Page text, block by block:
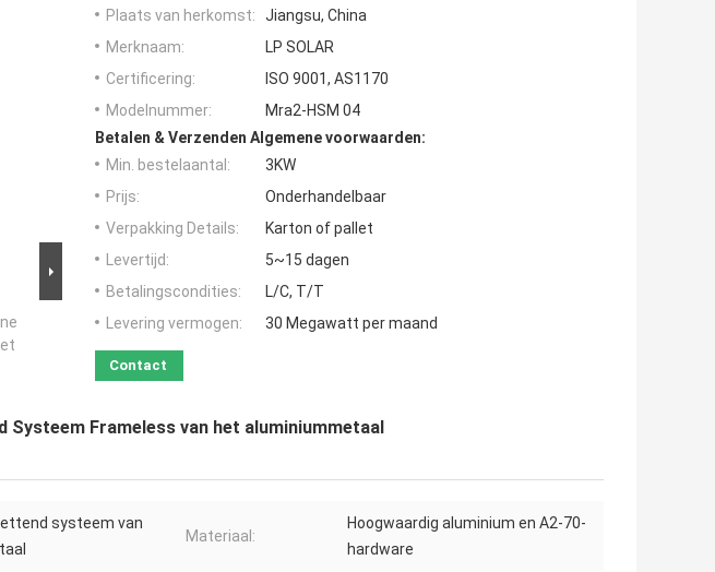
Plaats van herkomst:
Jiangsu, China
Merknaam:
LP SOLAR
Certificering:
ISO 9001, AS1170
Modelnummer:
Mra2-HSM 04
Betalen & Verzenden Algemene voorwaarden:
Min. bestelaantal:
3KW
Prijs:
Onderhandelbaar
Verpakking Details:
Karton of pallet
Levertijd:
5~15 dagen
Betalingscondities:
L/C, T/T
Levering vermogen:
30 Megawatt per maand
Contact
Systeem Frameless van het aluminiummetaal
systeem van
Materiaal:
Hoogwaardig aluminium en A2-70-
hardware